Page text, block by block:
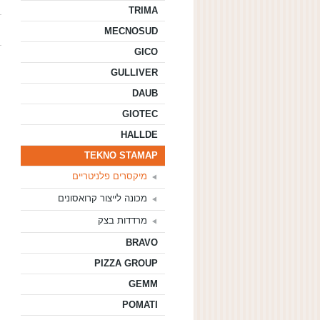
TRIMA
MECNOSUD
GICO
GULLIVER
DAUB
GIOTEC
HALLDE
TEKNO STAMAP
מיקסרים פלניטריים
מכונה לייצור קרואסונים
מרדדות בצק
BRAVO
PIZZA GROUP
GEMM
POMATI